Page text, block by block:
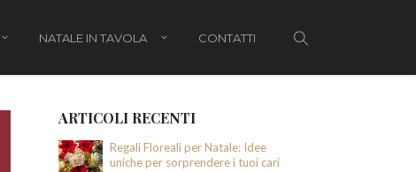
Regali di Natale per bambini
NATALE IN TAVOLA CONTATTI
ARTICOLI RECENTI
Regali Floreali per Natale: Idee
uniche per sorprendere i tuoi cari